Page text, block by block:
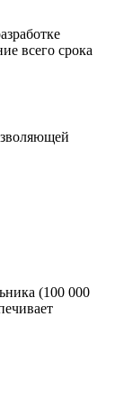
всего срока
(100 000